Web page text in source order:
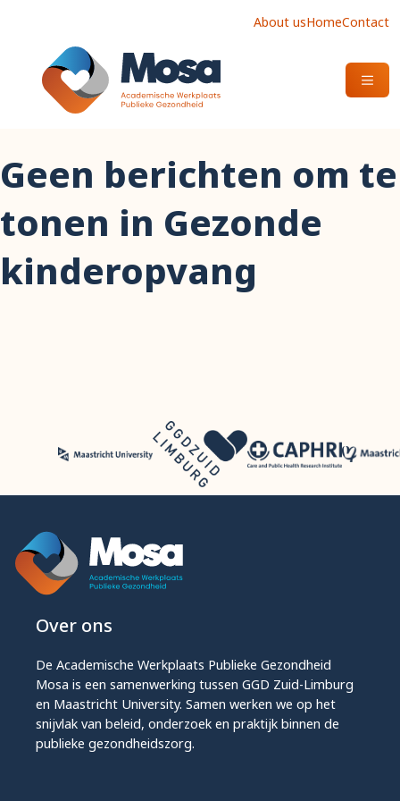
About usHomeContact
OPEN
Geen berichten om te
tonen in Gezonde
kinderopvang
Over ons
De Academische Werkplaats Publieke Gezondheid
Mosa is een samenwerking tussen GGD Zuid-Limburg
en Maastricht University. Samen werken we op het
snijvlak van beleid, onderzoek en praktijk binnen de
publieke gezondheidszorg.